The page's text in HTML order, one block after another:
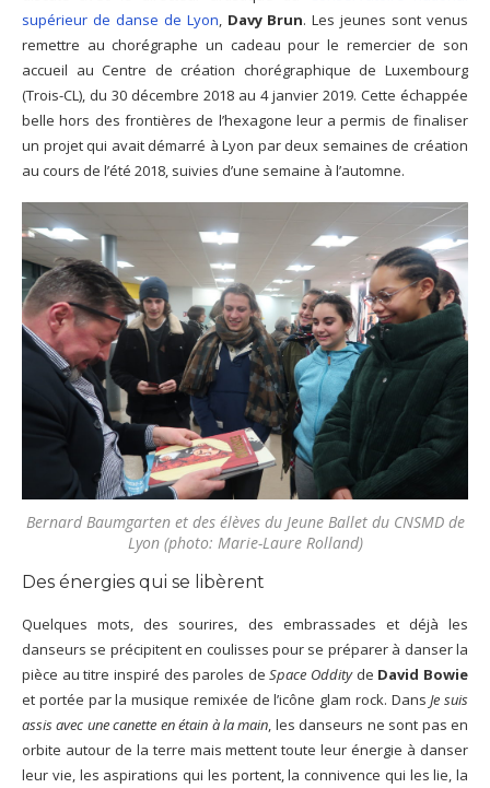
supérieur de danse de Lyon, Davy Brun. Les jeunes sont venus
remettre au chorégraphe un cadeau pour le remercier de son
accueil au Centre de création chorégraphique de Luxembourg
(Trois-CL), du 30 décembre 2018 au 4 janvier 2019. Cette échappée
belle hors des frontières de l’hexagone leur a permis de finaliser
un projet qui avait démarré à Lyon par deux semaines de création
au cours de l’été 2018, suivies d’une semaine à l’automne.
Bernard Baumgarten et des élèves du Jeune Ballet du CNSMD de
Lyon (photo: Marie-Laure Rolland)
Des énergies qui se libèrent
Quelques mots, des sourires, des embrassades et déjà les
danseurs se précipitent en coulisses pour se préparer à danser la
pièce au titre inspiré des paroles deSpace Oddity de David Bowie
et portée par la musique remixée de l’icône glam rock. DansJe suis
assis avec une canette en étain à la main, les danseurs ne sont pas en
orbite autour de la terre mais mettent toute leur énergie à danser
leur vie, les aspirations qui les portent, la connivence qui les lie, la